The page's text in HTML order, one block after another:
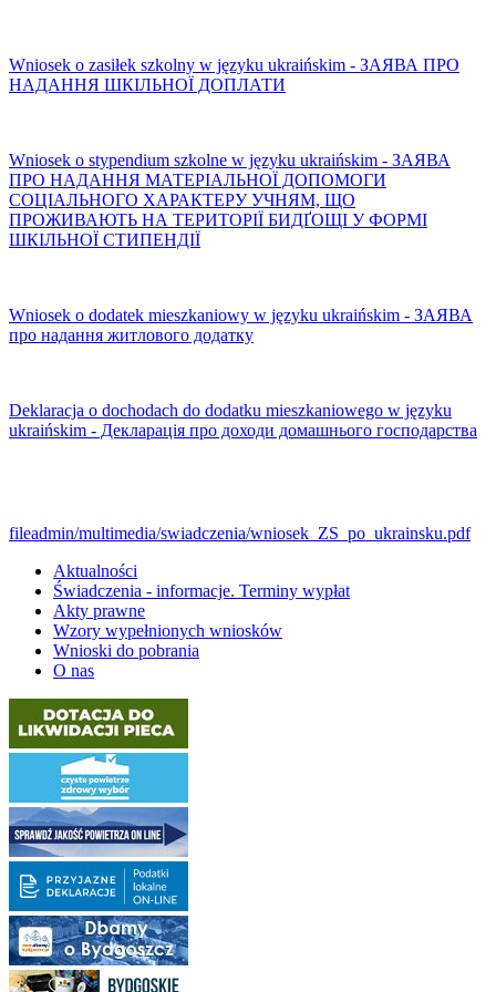
Wniosek o zasiłek szkolny w języku ukraińskim - ЗАЯВА ПРО
НАДАННЯ ШКІЛЬНОЇ ДОПЛАТИ
Wniosek o stypendium szkolne w języku ukraińskim - ЗАЯВА
ПРО НАДАННЯ МАТЕРІАЛЬНОЇ ДОПОМОГИ
СОЦІАЛЬНОГО ХАРАКТЕРУ УЧНЯМ, ЩО
ПРОЖИВАЮТЬ НА ТЕРИТОРІЇ БИДҐОЩІ У ФОРМІ
ШКІЛЬНОЇ СТИПЕНДІЇ
Wniosek o dodatek mieszkaniowy w języku ukraińskim - ЗАЯВА
про надання житлового додатку
Deklaracja o dochodach do dodatku mieszkaniowego w języku
ukraińskim - Декларація про доходи домашнього господарства
fileadmin/multimedia/swiadczenia/wniosek_ZS_po_ukrainsku.pdf
Aktualności
Świadczenia - informacje. Terminy wypłat
Akty prawne
Wzory wypełnionych wniosków
Wnioski do pobrania
O nas